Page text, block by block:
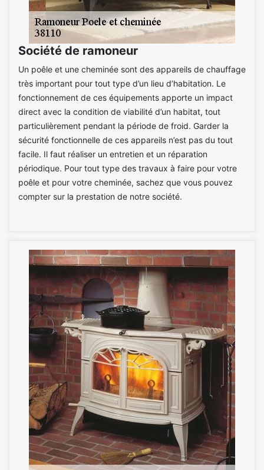
Société de ramoneur
Un poêle et une cheminée sont des appareils de chauffage
très important pour tout type d’un lieu d’habitation. Le
fonctionnement de ces équipements apporte un impact
direct avec la condition de viabilité d’un habitat, tout
particulièrement pendant la période de froid. Garder la
sécurité fonctionnelle de ces appareils n’est pas du tout
facile. Il faut réaliser un entretien et un réparation
périodique. Pour tout type des travaux à faire pour votre
poêle et pour votre cheminée, sachez que vous pouvez
compter sur la prestation de notre société.